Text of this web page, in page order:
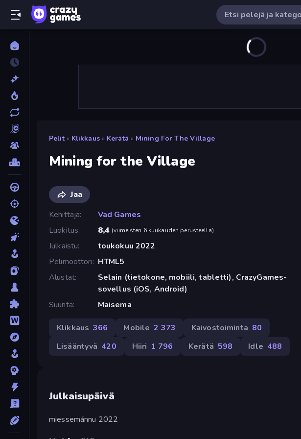
Pelit » Klikkaus » Kerätä » Mining For The Village
Mining for the Village
Jaa
Kehittäjä
Vad Games
Luokitus
8,4 (viimeisten 6 kuukauden perusteella)
Julkaistu
toukokuu 2022
Pelimoottori
HTML5
Alustat
Selain (tietokone, mobiili, tabletti), CrazyGames-
sovellus (iOS, Android)
Suunta
Maisema
Klikkaus 366 Mobile 2 373 Kaivostoiminta 80
Lisääntyvä 420 Hiiri 1 796 Kerätä 598 Idle 488
Julkaisupäivä
miessemánnu 2022